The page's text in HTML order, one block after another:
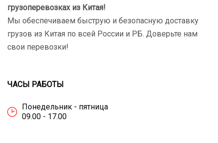
грузоперевозках из Китая!
Мы обеспечиваем быструю и безопасную доставку
грузов из Китая по всей России и РБ. Доверьте нам
свои перевозки!
ЧАСЫ РАБОТЫ
Понедельник - пятница
09.00 - 17.00